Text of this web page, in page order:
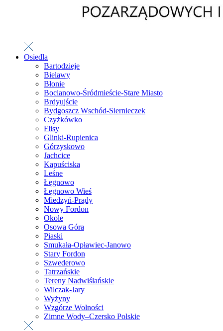
Osiedla
Bartodzieje
Bielawy
Błonie
Bocianowo-Śródmieście-Stare Miasto
Brdyujście
Bydgoszcz Wschód-Siernieczek
Czyżkówko
Flisy
Glinki-Rupienica
Górzyskowo
Jachcice
Kapuściska
Leśne
Łęgnowo
Łęgnowo Wieś
Miedzyń-Prądy
Nowy Fordon
Okole
Osowa Góra
Piaski
Smukała-Opławiec-Janowo
Stary Fordon
Szwederowo
Tatrzańskie
Tereny Nadwiślańskie
Wilczak-Jary
Wyżyny
Wzgórze Wolności
Zimne Wody–Czersko Polskie